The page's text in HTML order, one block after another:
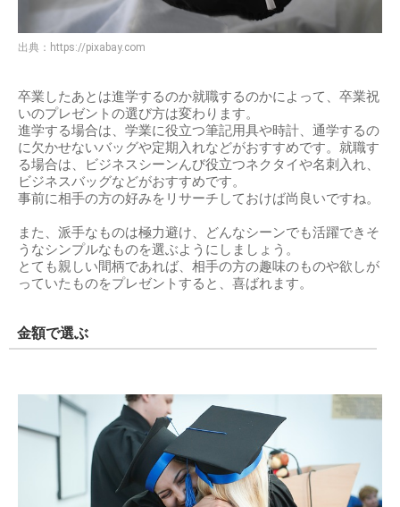
出典： https://pixabay.com
卒業したあとは進学するのか就職するのかによって、卒業祝
いのプレゼントの選び方は変わります。
進学する場合は、学業に役立つ筆記用具や時計、通学するの
に欠かせないバッグや定期入れなどがおすすめです。就職す
る場合は、ビジネスシーンんび役立つネクタイや名刺入れ、
ビジネスバッグなどがおすすめです。
事前に相手の方の好みをリサーチしておけば尚良いですね。
また、派手なものは極力避け、どんなシーンでも活躍できそ
うなシンプルなものを選ぶようにしましょう。
とても親しい間柄であれば、相手の方の趣味のものや欲しが
っていたものをプレゼントすると、喜ばれます。
金額で選ぶ